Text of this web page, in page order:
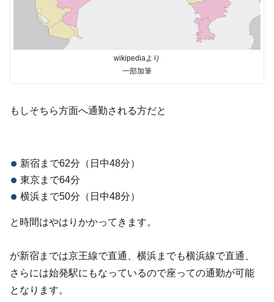
wikipediaより
一部加筆
もしそちら方面へ通勤される方だと
新宿まで62分（日中48分）
東京まで64分
横浜まで50分（日中48分）
と時間はやはりかかってきます。
が新宿までは京王線で直通、横浜までも横浜線で直通、
さらには始発駅にもなっているので座っての通勤が可能
となります。